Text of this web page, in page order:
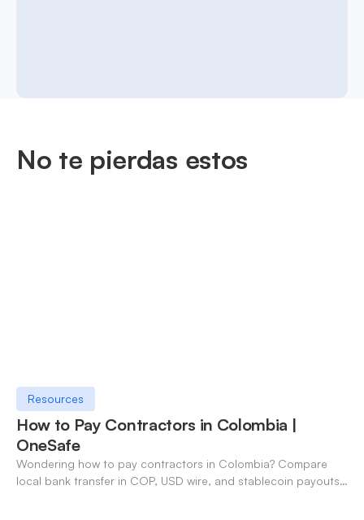
No te pierdas estos
Resources
How to Pay Contractors in Colombia |
OneSafe
Wondering how to pay contractors in Colombia? Compare
local bank transfer in COP, USD wire, and stablecoin payouts.